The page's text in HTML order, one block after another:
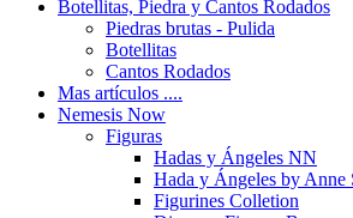
Botellitas, Piedra y Cantos Rodados
Piedras brutas - Pulida
Botellitas
Cantos Rodados
Mas artículos ....
Nemesis Now
Figuras
Hadas y Ángeles NN
Hada y Ángeles by Anne
Figurines Colletion